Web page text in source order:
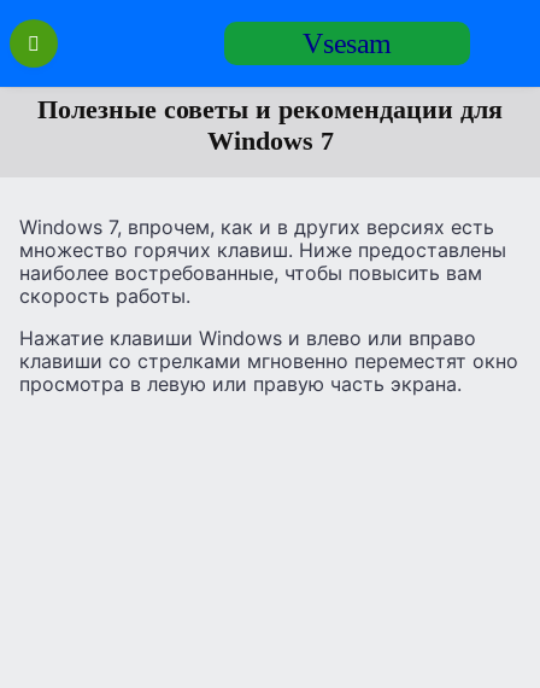
Перейти
содержанию
Vsesam
Полезные советы и рекомендации для
Windows 7
Windows 7, впрочем, как и в других версиях есть
множество горячих клавиш. Ниже предоставлены
наиболее востребованные, чтобы повысить вам
скорость работы.
Нажатие клавиши Windows и влево или вправо
клавиши со стрелками мгновенно переместят окно
просмотра в левую или правую часть экрана.